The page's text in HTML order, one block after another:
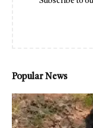
Popular News